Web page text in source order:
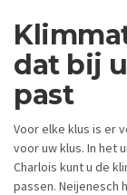
dat bij
past
Voor elke klus is er
voor uw klus. In het
Charlois kunt u de
passen. Neijenesch